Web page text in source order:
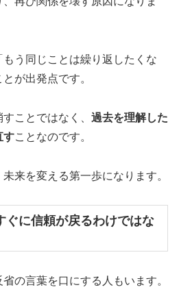
もう同じことは繰り返したくな
が出発点です。
ことではなく、 過去を理解した
すことなのです。
来を変える第一歩になります。
ぐに信頼が戻るわけではな
の言葉を口にする人もいます。